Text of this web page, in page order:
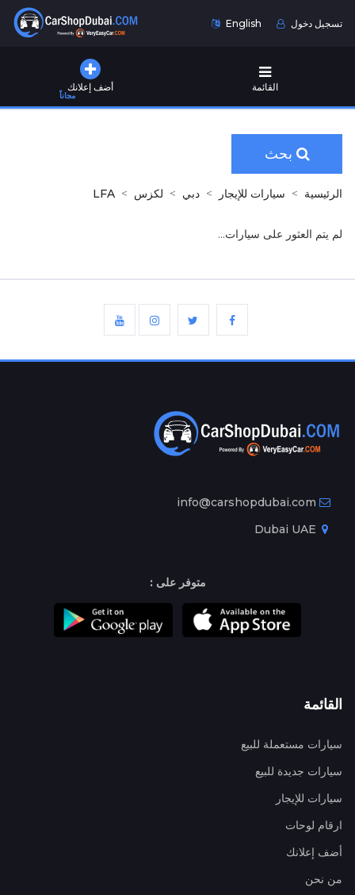
English تسجيل دخول
أضف إعلانك
مجاناً
القائمة
بحث
الرئيسية سيارات للإيجار دبي لكزس LFA
لم يتم العثور على سيارات...
info@carshopdubai.com
متوفر على :
القائمة
سيارات مستعملة للبيع
سيارات جديدة للبيع
سيارات للإيجار
ارقام لوحات
أضف إعلانك
من نحن